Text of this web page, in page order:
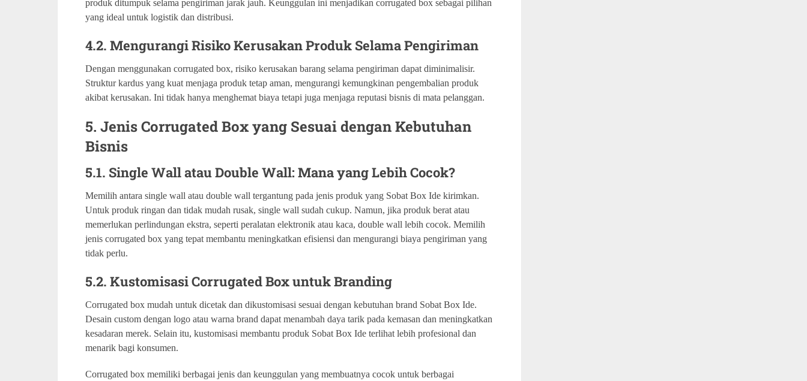
produk ditumpuk selama pengiriman jarak jauh. Keunggulan ini menjadikan corrugated box sebagai pilihan
yang ideal untuk logistik dan distribusi.
4.2. Mengurangi Risiko Kerusakan Produk Selama Pengiriman
Dengan menggunakan corrugated box, risiko kerusakan barang selama pengiriman dapat diminimalisir.
Struktur kardus yang kuat menjaga produk tetap aman, mengurangi kemungkinan pengembalian produk
akibat kerusakan. Ini tidak hanya menghemat biaya tetapi juga menjaga reputasi bisnis di mata pelanggan.
5. Jenis Corrugated Box yang Sesuai dengan Kebutuhan
Bisnis
5.1. Single Wall atau Double Wall: Mana yang Lebih Cocok?
Memilih antara single wall atau double wall tergantung pada jenis produk yang Sobat Box Ide kirimkan.
Untuk produk ringan dan tidak mudah rusak, single wall sudah cukup. Namun, jika produk berat atau
memerlukan perlindungan ekstra, seperti peralatan elektronik atau kaca, double wall lebih cocok. Memilih
jenis corrugated box yang tepat membantu meningkatkan efisiensi dan mengurangi biaya pengiriman yang
tidak perlu.
5.2. Kustomisasi Corrugated Box untuk Branding
Corrugated box mudah untuk dicetak dan dikustomisasi sesuai dengan kebutuhan brand Sobat Box Ide.
Desain custom dengan logo atau warna brand dapat menambah daya tarik pada kemasan dan meningkatkan
kesadaran merek. Selain itu, kustomisasi membantu produk Sobat Box Ide terlihat lebih profesional dan
menarik bagi konsumen.
Corrugated box memiliki berbagai jenis dan keunggulan yang membuatnya cocok untuk berbagai